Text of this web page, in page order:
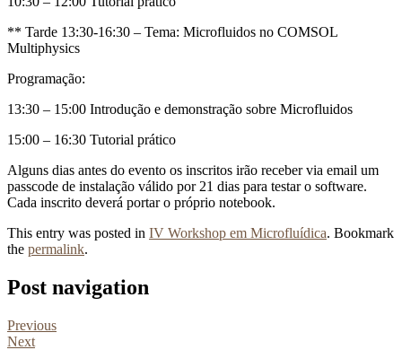
** Tarde 13:30-16:30 – Tema: Microfluidos no COMSOL
Multiphysics
Programação:
13:30 – 15:00 Introdução e demonstração sobre Microfluidos
15:00 – 16:30 Tutorial prático
Alguns dias antes do evento os inscritos irão receber via email um
passcode de instalação válido por 21 dias para testar o software.
Cada inscrito deverá portar o próprio notebook.
This entry was posted in IV Workshop em Microfluídica. Bookmark
the permalink.
Post navigation
Previous
Next